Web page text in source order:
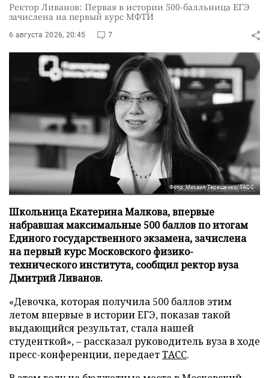
Ректор Ливанов: Первая в истории 500-балльница ЕГЭ
зачислена на первый курс МФТИ
6 августа 2026, 20:45 7
Фото: Михаил Терещенко/ТАСС
Школьница Екатерина Малкова, впервые
набравшая максимальные 500 баллов по итогам
Единого государственного экзамена, зачислена
на первый курс Московского физико-
технического института, сообщил ректор вуза
Дмитрий Ливанов.
«Девочка, которая получила 500 баллов этим
летом впервые в истории ЕГЭ, показав такой
выдающийся результат, стала нашей
студенткой», – рассказал руководитель вуза в ходе
пресс-конференции, передаетТАСС.